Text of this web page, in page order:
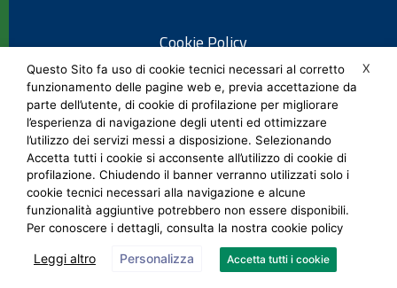
Cookie Policy
Informativa privacy
Note legali
Social Media Policy
X
Questo Sito fa uso di cookie tecnici necessari al corretto
funzionamento delle pagine web e, previa accettazione da
parte dell’utente, di cookie di profilazione per migliorare
l’esperienza di navigazione degli utenti ed ottimizzare
l’utilizzo dei servizi messi a disposizione. Selezionando
Accetta tutti i cookie si acconsente all’utilizzo di cookie di
profilazione. Chiudendo il banner verranno utilizzati solo i
cookie tecnici necessari alla navigazione e alcune
funzionalità aggiuntive potrebbero non essere disponibili.
Per conoscere i dettagli, consulta la nostra cookie policy
Leggi altro Personalizza Accetta tutti i cookie